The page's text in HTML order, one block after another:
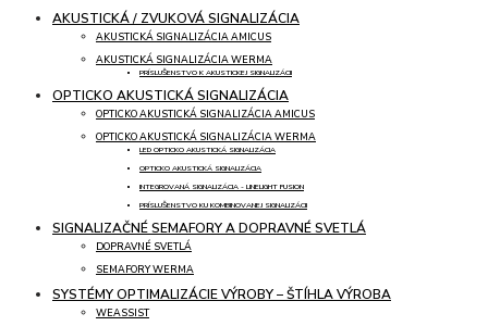
AKUSTICKÁ / ZVUKOVÁ SIGNALIZÁCIA
AKUSTICKÁ SIGNALIZÁCIA AMICUS
AKUSTICKÁ SIGNALIZÁCIA WERMA
PRÍSLUŠENSTVO K AKUSTICKEJ SIGNALIZÁCII
OPTICKO AKUSTICKÁ SIGNALIZÁCIA
OPTICKO AKUSTICKÁ SIGNALIZÁCIA AMICUS
OPTICKO AKUSTICKÁ SIGNALIZÁCIA WERMA
LED OPTICKO AKUSTICKÁ SIGNALIZÁCIA
OPTICKO AKUSTICKÁ SIGNALIZÁCIA
INTEGROVANÁ SIGNALIZÁCIA - LINELIGHT FUSION
PRÍSLUŠENSTVO KU KOMBINOVANEJ SIGNALIZÁCII
SIGNALIZAČNÉ SEMAFORY A DOPRAVNÉ SVETLÁ
DOPRAVNÉ SVETLÁ
SEMAFORY WERMA
SYSTÉMY OPTIMALIZÁCIE VÝROBY – ŠTÍHLA VÝROBA
WEASSIST